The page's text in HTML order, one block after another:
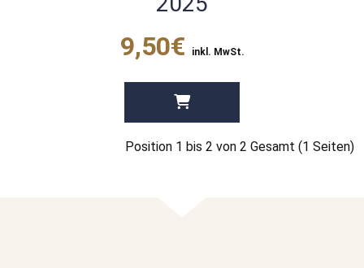
9,50€ inkl. MwSt.
Position 1 bis 2 von 2 Gesamt (1 Seiten)